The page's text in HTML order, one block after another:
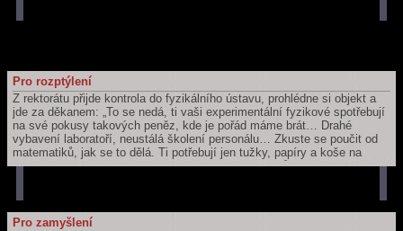
Pro rozptýlení
Z rektorátu přijde kontrola do fyzikálního ústavu, prohlédne si objekt a
jde za děkanem: „To se nedá, ti vaši experimentální fyzikové spotřebují
na své pokusy takových peněz, kde je pořád máme brát… Drahé
vybavení laboratoří, neustálá školení personálu… Zkuste se poučit od
matematiků, jak se to dělá. Ti potřebují jen tužky, papíry a koše na
papír. A nebo ještě lépe, vezměte si příklad z filosofů – těm stačí jen
Pro zamyšlení